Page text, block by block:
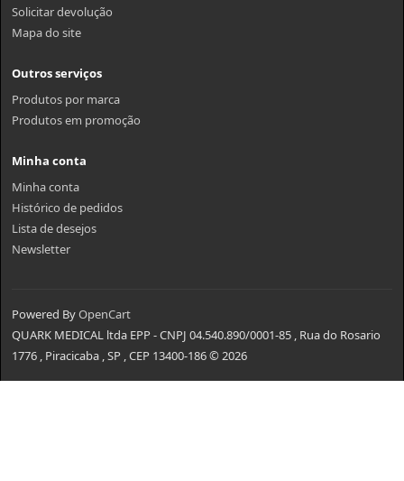
Solicitar devolução
Mapa do site
Outros serviços
Produtos por marca
Produtos em promoção
Minha conta
Minha conta
Histórico de pedidos
Lista de desejos
Newsletter
Powered ByOpenCart
QUARK MEDICAL ltda EPP - CNPJ 04.540.890/0001-85 , Rua do Rosario
1776 , Piracicaba , SP , CEP 13400-186 © 2026